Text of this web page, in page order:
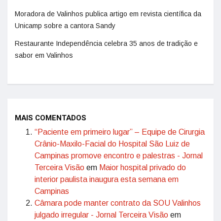
Moradora de Valinhos publica artigo em revista científica da
Unicamp sobre a cantora Sandy
Restaurante Independência celebra 35 anos de tradição e
sabor em Valinhos
MAIS COMENTADOS
“Paciente em primeiro lugar” – Equipe de Cirurgia
Crânio-Maxilo-Facial do Hospital São Luiz de
Campinas promove encontro e palestras - Jornal
Terceira Visão em Maior hospital privado do
interior paulista inaugura esta semana em
Campinas
Câmara pode manter contrato da SOU Valinhos
julgado irregular - Jornal Terceira Visão em